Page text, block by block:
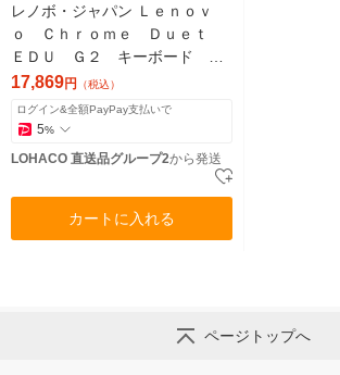
レノボ・ジャパン Ｌｅｎｏｖ
ｏ Ｃｈｒｏｍｅ Ｄｕｅｔ
ＥＤＵ Ｇ２ キーボード
ー 日本語 4Y41R20729（直送
品）
17,869円 （税込）
ログイン&全額PayPay支払いで
5%
LOHACO 直送品グループ2から発送
カートに入れる
ページトップへ